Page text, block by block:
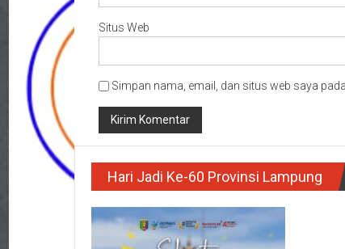
Situs Web
Simpan nama, email, dan situs web saya
Hari Jadi Ke-60 Provinsi Lampung